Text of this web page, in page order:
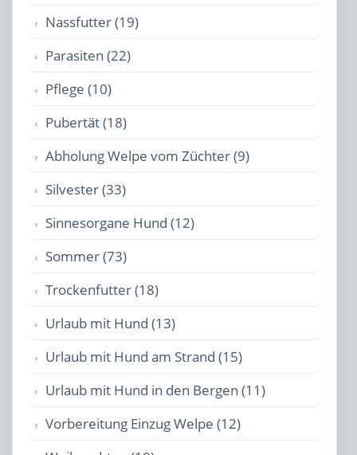
Nassfutter (19)
Parasiten (22)
Pflege (10)
Pubertät (18)
Abholung Welpe vom Züchter (9)
Silvester (33)
Sinnesorgane Hund (12)
Sommer (73)
Trockenfutter (18)
Urlaub mit Hund (13)
Urlaub mit Hund am Strand (15)
Urlaub mit Hund in den Bergen (11)
Vorbereitung Einzug Welpe (12)